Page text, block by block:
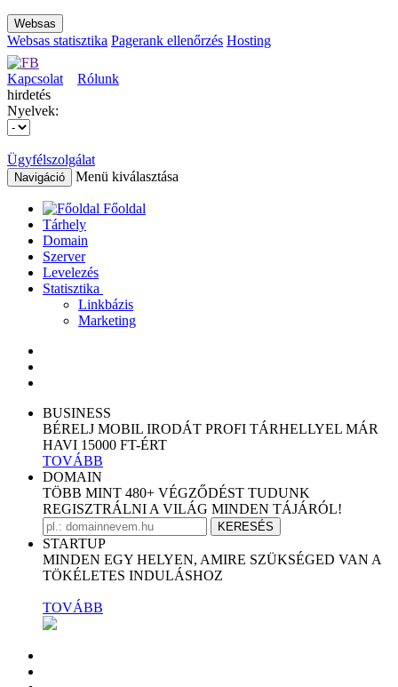
Websas
Websas statisztika Pagerank ellenőrzés Hosting
Kapcsolat
Rólunk
hirdetés
Nyelvek:
Ügyfélszolgálat
Navigáció Menü kiválasztása
Főoldal
Tárhely
Domain
Szerver
Levelezés
Statisztika
Linkbázis
Marketing
BUSINESS
BÉRELJ MOBIL IRODÁT PROFI TÁRHELLYEL MÁR
HAVI 15000 FT-ÉRT
TOVÁBB
DOMAIN
TÖBB MINT 480+ VÉGZŐDÉST TUDUNK
REGISZTRÁLNI A VILÁG MINDEN TÁJÁRÓL!
KERESÉS
STARTUP
MINDEN EGY HELYEN, AMIRE SZÜKSÉGED VAN A
TÖKÉLETES INDULÁSHOZ
TOVÁBB